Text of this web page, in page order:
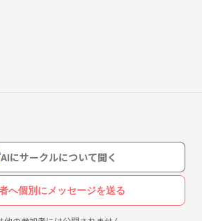
のはどんどん企画していきたいと思ってい
AIにサークルについて聞く
へ個別にメッセージを送る